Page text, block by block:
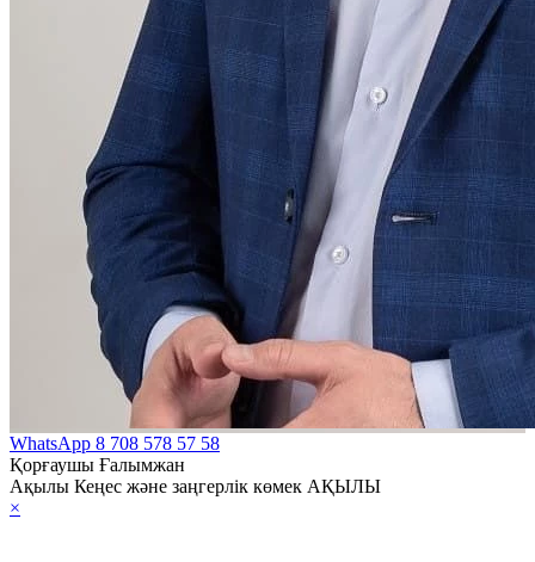
WhatsApp 8 708 578 57 58
Қорғаушы Ғалымжан
Ақылы Кеңес және заңгерлік көмек АҚЫЛЫ
×